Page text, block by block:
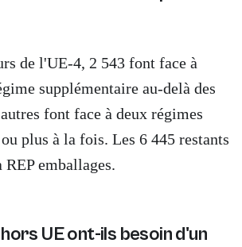
de l'UE-4, 2 543 font face à
supplémentaire au-delà des
font face à deux régimes
plus à la fois. Les 6 445 restants
emballages.
UE ont-ils besoin d'un